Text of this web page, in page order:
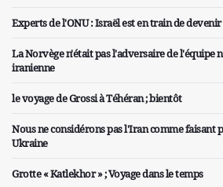
Experts de l'ONU : Israël est en train de
La Norvège n'était pas l'adversaire de l'équipe
iranienne
le voyage de Grossi à Téhéran ; bientôt
Nous ne considérons pas l'Iran comme faisant
Ukraine
Grotte « Katlekhor » ; Voyage dans le temps